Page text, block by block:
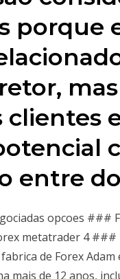
porque
clientes
entre
opcoes ###
metatrader 4 ###
de Forex
mais de 12 anos,